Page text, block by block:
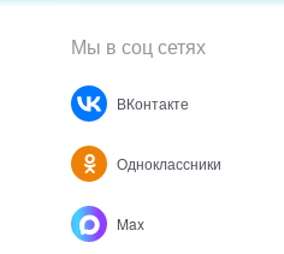
Мы в соц сетях
ВКонтакте
Одноклассники
Max